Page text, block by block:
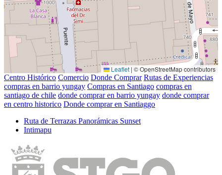
Leaflet | © OpenStreetMap contributors
Centro Histórico Comercio Donde Comprar Rutas de Experiencias
compras en barrio yungay Compras en Santiago compras en
santiago de chile donde comprar en barrio yungay donde comprar
en centro historico Donde comprar en Santiaggo
Ruta de Terrazas Panorámicas Sunset
Intimapu